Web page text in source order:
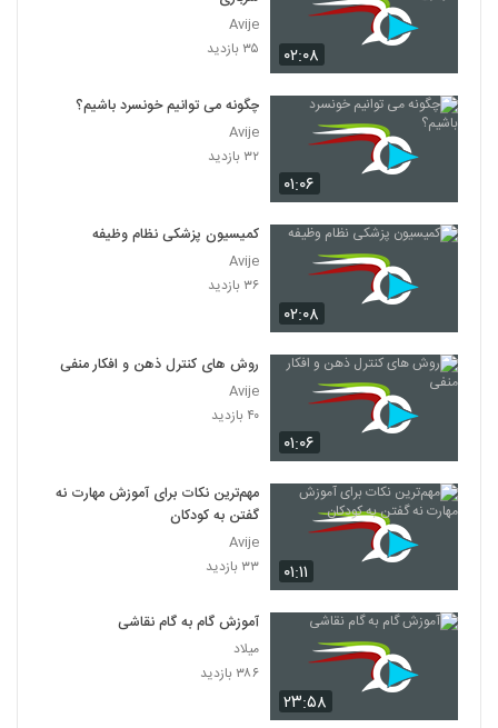
۰۲:۰۸
Avije
۳۵ بازدید
۰۱:۰۶
چگونه می توانیم خونسرد باشیم؟
Avije
۳۲ بازدید
۰۲:۰۸
کمیسیون پزشکی نظام وظیفه
Avije
۳۶ بازدید
۰۱:۰۶
روش های کنترل ذهن و افکار منفی
Avije
۴۰ بازدید
۰۱:۱۱
مهم‌ترین نکات برای آموزش مهارت نه
گفتن به کودکان
Avije
۳۳ بازدید
۲۳:۵۸
آموزش گام به گام نقاشی
میلاد
۳۸۶ بازدید